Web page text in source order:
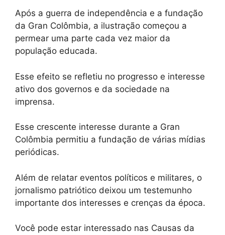
Após a guerra de independência e a fundação
da Gran Colômbia, a ilustração começou a
permear uma parte cada vez maior da
população educada.
Esse efeito se refletiu no progresso e interesse
ativo dos governos e da sociedade na
imprensa.
Esse crescente interesse durante a Gran
Colômbia permitiu a fundação de várias mídias
periódicas.
Além de relatar eventos políticos e militares, o
jornalismo patriótico deixou um testemunho
importante dos interesses e crenças da época.
Você pode estar interessado nas Causas da